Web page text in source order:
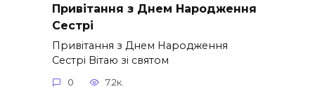
Привітання з Днем Народження
Сестрі
Привітання з Днем Народження
Сестрі Вітаю зі святом
0 7.2к.